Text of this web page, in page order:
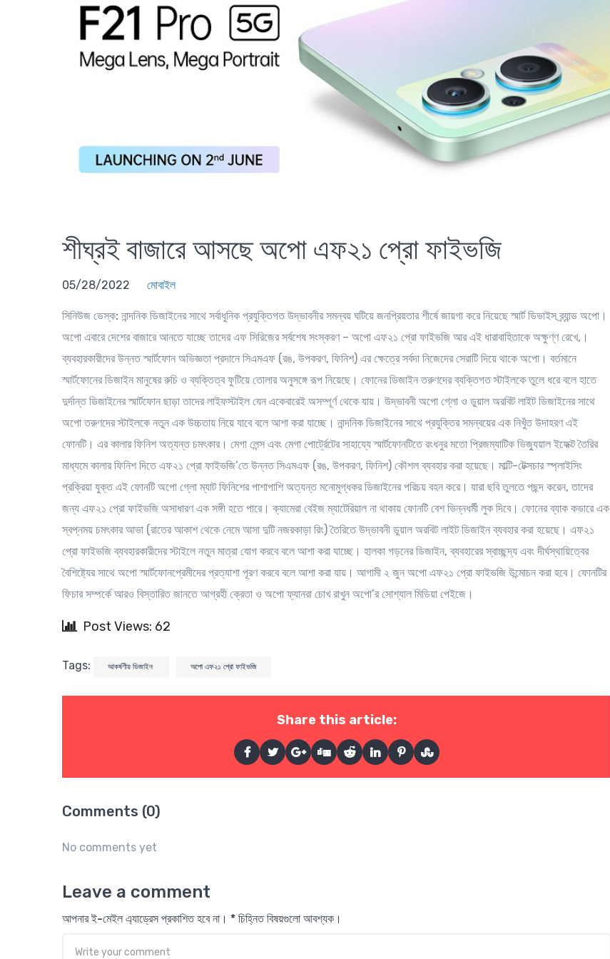
শীঘ্রই বাজারে আসছে অপো এফ২১ প্রো ফাইভজি
05/28/2022 মোবাইল
সিনিউজ ডেস্ক: নান্দনিক ডিজাইনের সাথে সর্বাধুনিক প্রযুক্তিগত উদ্ভাবনীর সমন্বয় ঘটিয়ে জনপ্রিয়তার শীর্ষে জায়গা করে নিয়েছে স্মার্ট ডিভাইস ব্র্যান্ড অপো।
অপো এবারে দেশের বাজারে আনতে যাচ্ছে তাদের এফ সিরিজের সর্বশেষ সংস্করণ – অপো এফ২১ প্রো ফাইভজি আর এই ধারাবাহিতাকে অক্ষুণ্ণ রেখে,।
ব্যবহারকারীদের উন্নত স্মার্টফোন অভিজ্ঞতা প্রদানে সিএমএফ (রঙ, উপকরণ, ফিনিশ) এর ক্ষেত্রে সর্বদা নিজেদের সেরাটি দিয়ে থাকে অপো। বর্তমানে
স্মার্টফোনের ডিজাইন মানুষের রুচি ও ব্যক্তিত্ব ফুটিয়ে তোলার অনুসঙ্গে রূপ নিয়েছে। ফোনের ডিজাইন তরুণদের ব্যক্তিগত স্টাইলকে তুলে ধরে বলে হাতে
দুর্দান্ত ডিজাইনের স্মার্টফোন ছাড়া তাদের লাইফস্টাইল যেন একেবারেই অসম্পূর্ণ থেকে যায়। উদ্ভাবনী অপো গ্লো ও ডুয়াল অরবিট লাইট ডিজাইনের সাথে
অপো তরুণদের স্টাইলকে নতুন এক উচ্চতায় নিয়ে যাবে বলে আশা করা যাচ্ছে। নান্দনিক ডিজাইনের সাথে প্রযুক্তির সমন্বয়ের এক নিখুঁত উদাহরণ এই
ফোনটি। এর কালার ফিনিশ অত্যন্ত চমৎকার। মেগা লেন্স এবং মেগা পোর্ট্রেটের সাহায্যে স্মার্টফোনটিতে রংধনুর মতো প্রিজম্যাটিক ভিজ্যুয়াল ইফেক্ট তৈরির
মাধ্যমে কালার ফিনিশ দিতে এফ২১ প্রো ফাইভজি’তে উন্নত সিএমএফ (রঙ, উপকরণ, ফিনিশ) কৌশল ব্যবহার করা হয়েছে। মাল্টি-টেক্সচার স্প্লাইসিং
প্রক্রিয়া যুক্ত এই ফোনটি অপো গ্লো ম্যাট ফিনিশের পাশাপাশি অত্যন্ত মনোমুগ্ধকর ডিজাইনের পরিচয় বহন করে। যারা ছবি তুলতে পছন্দ করেন, তাদের
জন্য এফ২১ প্রো ফাইভজি অসাধারণ এক সঙ্গী হতে পারে। ক্যামেরা বেইজ ম্যাটেরিয়াল না থাকায় ফোনটি বেশ ভিন্নধর্মী লুক দিবে। ফোনের ব্যাক কভারে এক
স্বপ্নময় চমৎকার আভা (রাতের আকাশ থেকে নেমে আসা দুটি নজরকাড়া রিং) তৈরিতে উদ্ভাবনী ডুয়াল অরবিট লাইট ডিজাইন ব্যবহার করা হয়েছে। এফ২১
প্রো ফাইভজি ব্যবহারকারীদের স্টাইলে নতুন মাত্রা যোগ করবে বলে আশা করা যাচ্ছে। হালকা গড়নের ডিজাইন, ব্যবহারের স্বাচ্ছন্দ্য এবং দীর্ঘস্থায়িত্বের
বৈশিষ্ট্যের সাথে অপো স্মার্টফোনপ্রেমীদের প্রত্যাশা পূরণ করবে বলে আশা করা যায়। আগামী ২ জুন অপো এফ২১ প্রো ফাইভজি উন্মোচন করা হবে। ফোনটির
ফিচার সম্পর্কে আরও বিস্তারিত জানতে আগ্রহী ক্রেতা ও অপো ফ্যানরা চোখ রাখুন অপো’র সোশ্যাল মিডিয়া পেইজে।
Post Views: 62
Tags: আকর্ষণীয় ডিজাইন অপো এফ২১ প্রো ফাইভজি
Share this article:
Comments (0)
No comments yet
Leave a comment
আপনার ই-মেইল এ্যাড্রেস প্রকাশিত হবে না। * চিহ্নিত বিষয়গুলো আবশ্যক।